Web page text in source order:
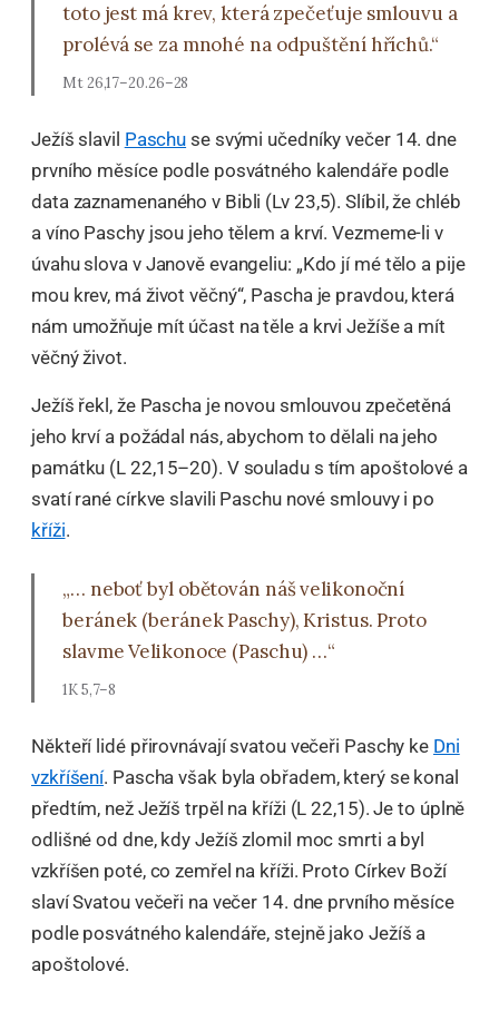
toto jest má krev, která zpečeťuje smlouvu a
prolévá se za mnohé na odpuštění hříchů.“
Mt 26,17–20.26–28
Ježíš slavil Paschu se svými učedníky večer 14. dne
prvního měsíce podle posvátného kalendáře podle
data zaznamenaného v Bibli (Lv 23,5). Slíbil, že chléb
a víno Paschy jsou jeho tělem a krví. Vezmeme-li v
úvahu slova v Janově evangeliu: „Kdo jí mé tělo a pije
mou krev, má život věčný“, Pascha je pravdou, která
nám umožňuje mít účast na těle a krvi Ježíše a mít
věčný život.
Ježíš řekl, že Pascha je novou smlouvou zpečetěná
jeho krví a požádal nás, abychom to dělali na jeho
památku (L 22,15–20). V souladu s tím apoštolové a
svatí rané církve slavili Paschu nové smlouvy i po
kříži.
„… neboť byl obětován náš velikonoční
beránek (beránek Paschy), Kristus. Proto
slavme Velikonoce (Paschu) …“
1K 5,7–8
Někteří lidé přirovnávají svatou večeři Paschy ke Dni
vzkříšení. Pascha však byla obřadem, který se konal
předtím, než Ježíš trpěl na kříži (L 22,15). Je to úplně
odlišné od dne, kdy Ježíš zlomil moc smrti a byl
vzkříšen poté, co zemřel na kříži. Proto Církev Boží
slaví Svatou večeři na večer 14. dne prvního měsíce
podle posvátného kalendáře, stejně jako Ježíš a
apoštolové.